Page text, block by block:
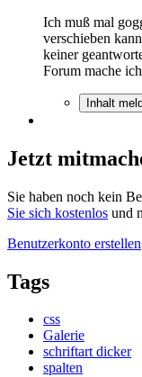
Ich muß mal
verschieben
keiner
Forum mache
Inhalt
Jetzt
Sie haben noch kein
Sie sich kostenlos und
Benutzerkonto erstellen
Tags
css
Galerie
schriftart dicker
spalten